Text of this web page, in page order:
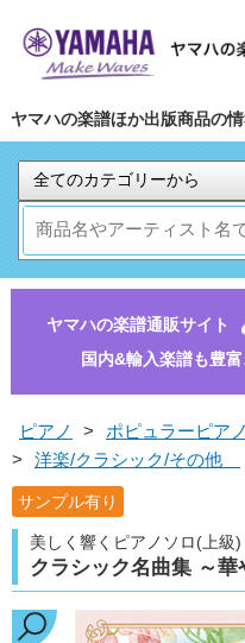
ヤマハの楽譜ほか出版商品の情
ヤマハの楽譜通販サイト
国内&輸入楽譜も豊富
ピアノ >
ポピュラーピア
>
洋楽/クラシック/その他
サンプル有り
美しく響くピアノソロ(上級)
クラシック名曲集 ～華